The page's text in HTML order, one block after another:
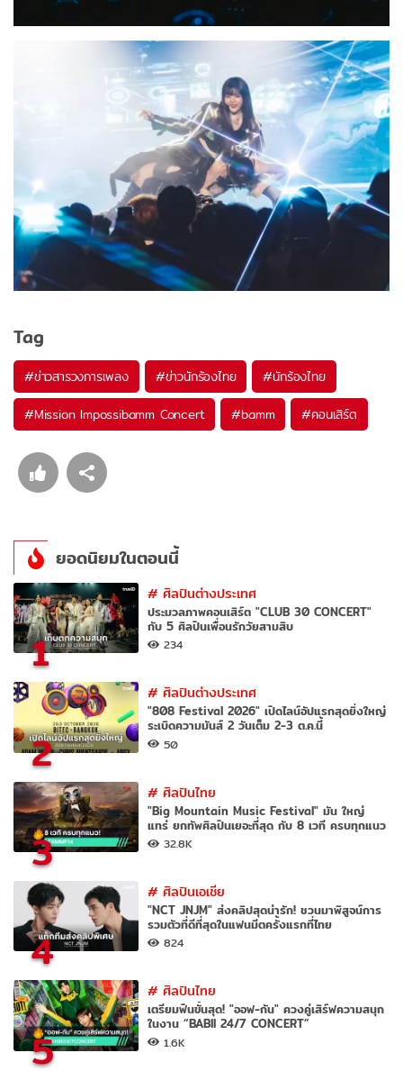
Tag
#ข่าวสารวงการเพลง #ข่าวนักร้องไทย #นักร้องไทย
#Mission Impossibamm Concert #bamm #คอนเสิร์ต
ยอดนิยมในตอนนี้
1
#ศิลปินต่างประเทศ
ประมวลภาพคอนเสิร์ต "CLUB 30 CONCERT"
กับ 5 ศิลปินเพื่อนรักวัยสามสิบ
234
2
#ศิลปินต่างประเทศ
"808 Festival 2026" เปิดไลน์อัปแรกสุดยิ่งใหญ่
ระเบิดความมันส์ 2 วันเต็ม 2-3 ต.ค.นี้
50
3
#ศิลปินไทย
"Big Mountain Music Festival" มัน ใหญ่
แทร่ ยกทัพศิลปินเยอะที่สุด กับ 8 เวที ครบทุกแนว
32.8K
4
#ศิลปินเอเชีย
"NCT JNJM" ส่งคลิปสุดน่ารัก! ชวนมาพิสูจน์การ
รวมตัวที่ดีที่สุดในแฟนมีตครั้งแรกที่ไทย
824
5
#ศิลปินไทย
เตรียมฟินขั้นสุด! "ออฟ-กัน" ควงคู่เสิร์ฟความสนุก
ในงาน “BABII 24/7 CONCERT”
1.6K